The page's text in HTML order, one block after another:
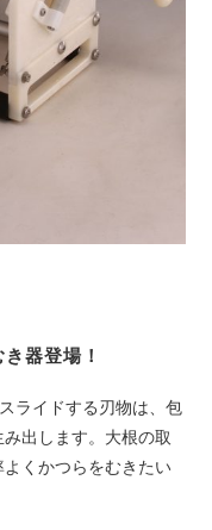
器登場！
ライドする刃物は、包
出します。大根の取
くかつらをむきたい